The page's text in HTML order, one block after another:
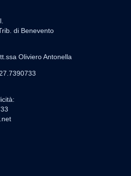
di Benevento
Oliviero Antonella